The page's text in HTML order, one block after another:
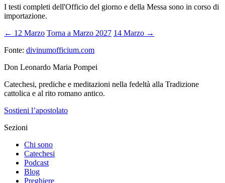
I testi completi dell'Officio del giorno e della Messa sono in corso di
importazione.
← 12 Marzo Torna a Marzo 2027 14 Marzo →
Fonte: divinumofficium.com
Don Leonardo Maria Pompei
Catechesi, prediche e meditazioni nella fedeltà alla Tradizione
cattolica e al rito romano antico.
Sostieni l’apostolato
Sezioni
Chi sono
Catechesi
Podcast
Blog
Preghiere